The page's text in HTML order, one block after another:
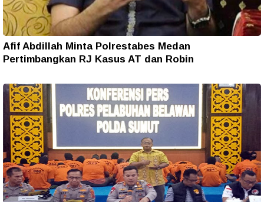
Afif Abdillah Minta Polrestabes Medan
Pertimbangkan RJ Kasus AT dan Robin